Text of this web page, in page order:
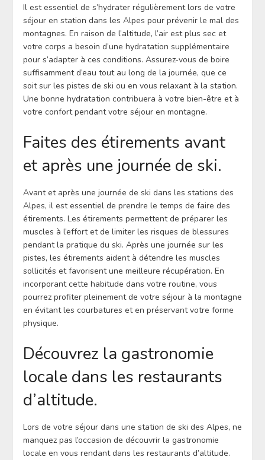
Il est essentiel de s’hydrater régulièrement lors de votre
séjour en station dans les Alpes pour prévenir le mal des
montagnes. En raison de l’altitude, l’air est plus sec et
votre corps a besoin d’une hydratation supplémentaire
pour s’adapter à ces conditions. Assurez-vous de boire
suffisamment d’eau tout au long de la journée, que ce
soit sur les pistes de ski ou en vous relaxant à la station.
Une bonne hydratation contribuera à votre bien-être et à
votre confort pendant votre séjour en montagne.
Faites des étirements avant
et après une journée de ski.
Avant et après une journée de ski dans les stations des
Alpes, il est essentiel de prendre le temps de faire des
étirements. Les étirements permettent de préparer les
muscles à l’effort et de limiter les risques de blessures
pendant la pratique du ski. Après une journée sur les
pistes, les étirements aident à détendre les muscles
sollicités et favorisent une meilleure récupération. En
incorporant cette habitude dans votre routine, vous
pourrez profiter pleinement de votre séjour à la montagne
en évitant les courbatures et en préservant votre forme
physique.
Découvrez la gastronomie
locale dans les restaurants
d’altitude.
Lors de votre séjour dans une station de ski des Alpes, ne
manquez pas l’occasion de découvrir la gastronomie
locale en vous rendant dans les restaurants d’altitude.